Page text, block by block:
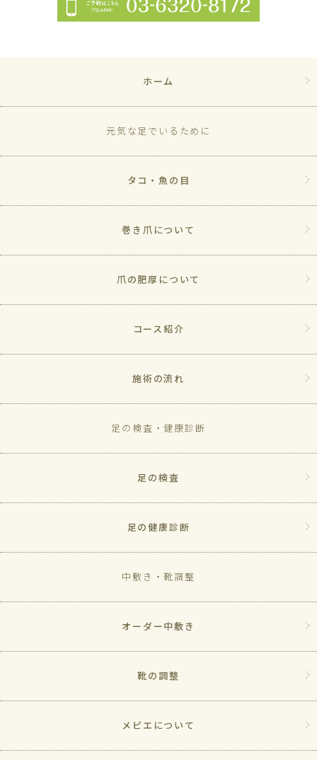
ホーム
元気な足でいるために
タコ・魚の目
巻き爪について
爪の肥厚について
コース紹介
施術の流れ
足の検査・健康診断
足の検査
足の健康診断
中敷き・靴調整
オーダー中敷き
靴の調整
メピエについて